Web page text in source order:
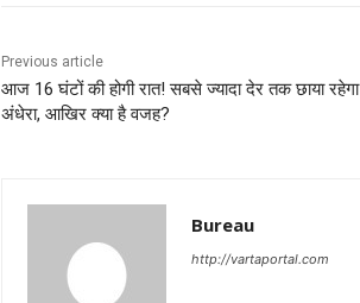
Previous article
आज 16 घंटों की होगी रात! सबसे ज्यादा देर तक छाया रहेगा
अंधेरा, आखिर क्या है वजह?
Bureau
http://vartaportal.com